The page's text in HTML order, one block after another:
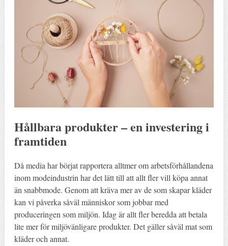
Hållbara produkter – en investering i
framtiden
Då media har börjat rapportera alltmer om arbetsförhållandena
inom modeindustrin har det lätt till att allt fler vill köpa annat
än snabbmode. Genom att kräva mer av de som skapar kläder
kan vi påverka såväl människor som jobbar med
produceringen som miljön. Idag är allt fler beredda att betala
lite mer för miljövänligare produkter. Det gäller såväl mat som
kläder och annat.